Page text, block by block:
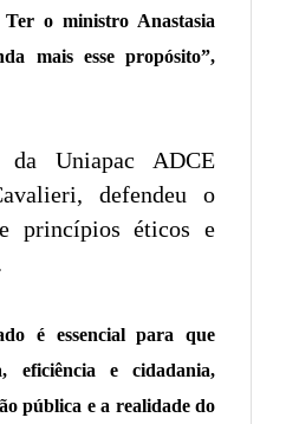
o ministro Anastasia
mais esse propósito”,
da Uniapac ADCE
defendeu o
princípios éticos e
é essencial para que
eficiência e cidadania,
pública e a realidade do